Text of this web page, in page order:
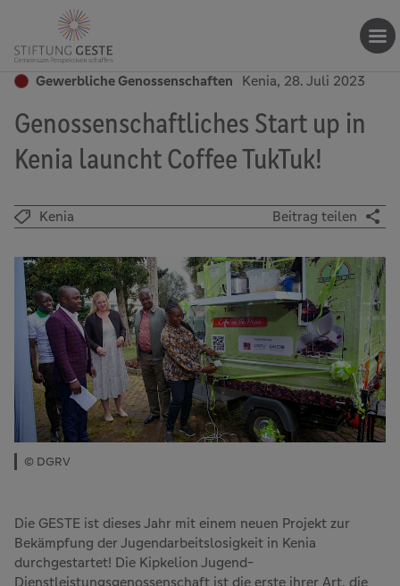
Gewerbliche Genossenschaften Kenia, 28. Juli 2023
Genossenschaftliches Start up in
Kenia launcht Coffee TukTuk!
Kenia Beitrag teilen
© DGRV
Die GESTE ist dieses Jahr mit einem neuen Projekt zur
Bekämpfung der Jugendarbeitslosigkeit in Kenia
durchgestartet! Die Kipkelion Jugend-
Dienstleistungsgenossenschaft ist die erste ihrer Art, die